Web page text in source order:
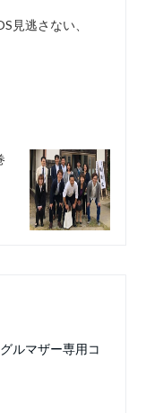
見逃さない、
ルマザー専用コ